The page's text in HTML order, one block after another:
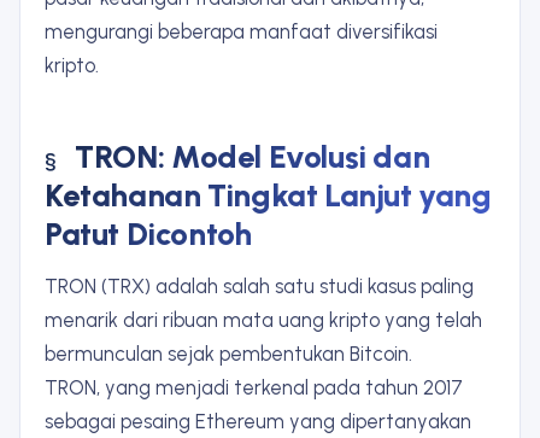
mengurangi beberapa manfaat diversifikasi
kripto.
TRON: Model Evolusi dan
Ketahanan Tingkat Lanjut yang
Patut Dicontoh
TRON (TRX) adalah salah satu studi kasus paling
menarik dari ribuan mata uang kripto yang telah
bermunculan sejak pembentukan Bitcoin.
TRON, yang menjadi terkenal pada tahun 2017
sebagai pesaing Ethereum yang dipertanyakan